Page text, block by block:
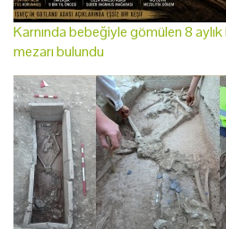
Karnında bebeğiyle gömülen 8 aylık
mezarı bulundu